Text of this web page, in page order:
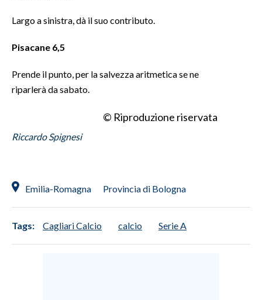
Largo a sinistra, dà il suo contributo.
Pisacane 6,5
Prende il punto, per la salvezza aritmetica se ne
riparlerà da sabato.
© Riproduzione riservata
Riccardo Spignesi
Emilia-Romagna Provincia di Bologna
Tags: Cagliari Calcio calcio Serie A